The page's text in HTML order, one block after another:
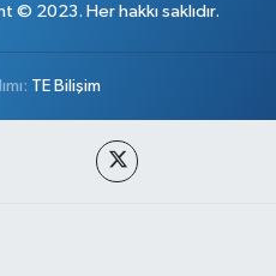
© 2023. Her hakkı saklıdır.
TE Bilişim